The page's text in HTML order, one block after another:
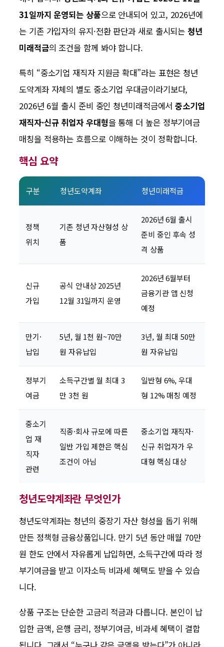
31일까지 운영되는 상품으로 안내되어 있고, 2026년에
는 기존 가입자의 유지·전환 판단과 새로 출시되는청년
미래적금의 조건을 함께 봐야 합니다.
특히 “중소기업 재직자 지원금 확대”라는 표현은 청년
도약계좌 자체의 별도 중소기업 우대금이라기보다,
2026년 6월 출시 준비 중인 청년미래적금에서중소기업
재직자·신규 취업자 우대형을 통해 더 높은 정부기여금
매칭을 적용하는 흐름으로 이해하는 것이 정확합니다.
핵심 요약
구분 청년도약계좌 청년미래적금
정책
위치
기존 청년 자산형성 상
품
2026년 6월 출시
준비 중인 후속 성
격 상품
신규
가입
공식 안내상 2025년
12월 31일까지 운영
2026년 6월부터
금융기관 앱 신청
예정
만기·
납입
5년, 월 1천 원~70만
원 자유납입
3년, 월 최대 50만
원 자유납입
정부기
여금
소득구간별 월 최대 3
만 3천 원
일반형 6%, 우대
형 12% 매칭 예정
중소기
업 재
직자
관련
직종·회사 규모에 따른
일반 가입 제한은 핵심
조건이 아님
중소기업 재직자·
신규 취업자가 우
대형 핵심 대상
청년도약계좌란 무엇인가
청년도약계좌는 청년의 중장기 자산 형성을 돕기 위해
만든 정책형 금융상품입니다. 만기 5년 동안 매월 70만
원 한도 안에서 자유롭게 납입하면, 소득구간에 따라 정
부기여금을 받고 이자소득 비과세 혜택도 받을 수 있습
니다.
상품 구조는 단순한 고금리 적금과 다릅니다. 본인이 납
입한 금액, 은행 금리, 정부기여금, 비과세 혜택이 결합